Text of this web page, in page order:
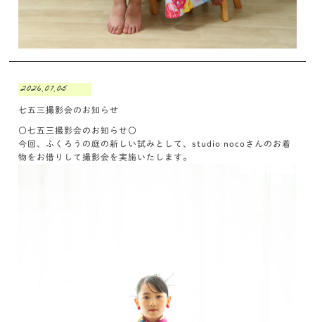
2026.07.05
七五三撮影会のお知らせ
〇七五三撮影会のお知らせ〇
今回、ふくろうの庭の新しい試みとして、studio nocoさんのお着
物をお借りして撮影会を実施いたします。